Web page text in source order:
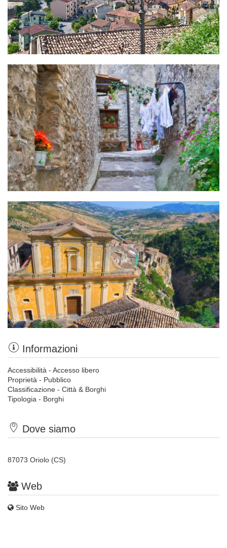
Informazioni
Accessibilità - Accesso libero
Proprietà - Pubblico
Classificazione - Città & Borghi
Tipologia - Borghi
Dove siamo
87073 Oriolo (CS)
Web
Sito Web